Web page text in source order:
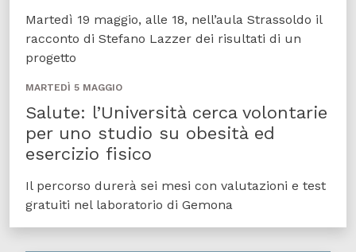
Martedì 19 maggio, alle 18, nell’aula Strassoldo il
racconto di Stefano Lazzer dei risultati di un
progetto
MARTEDÌ 5 MAGGIO
Salute: l’Università cerca volontarie
per uno studio su obesità ed
esercizio fisico
Il percorso durerà sei mesi con valutazioni e test
gratuiti nel laboratorio di Gemona